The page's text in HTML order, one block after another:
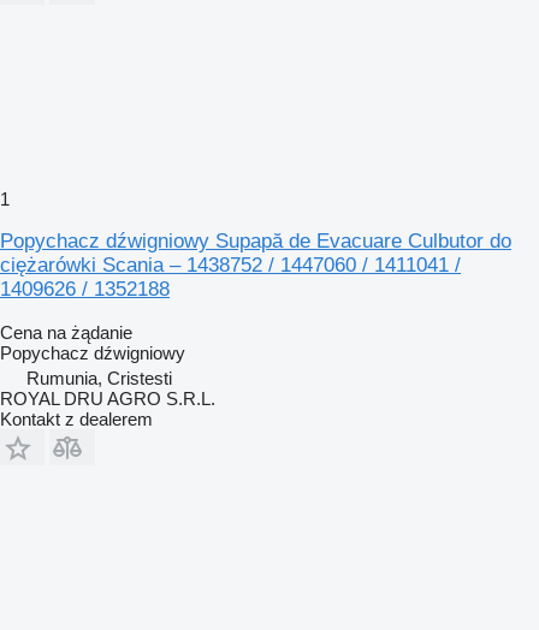
1
Popychacz dźwigniowy Supapă de Evacuare Culbutor do
ciężarówki Scania – 1438752 / 1447060 / 1411041 /
1409626 / 1352188
Cena na żądanie
Popychacz dźwigniowy
Rumunia, Cristesti
ROYAL DRU AGRO S.R.L.
Kontakt z dealerem